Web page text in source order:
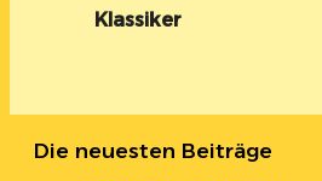
Klassiker
Die neuesten Beiträge